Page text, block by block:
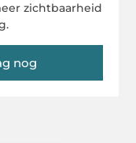
zichtbaarheid
nog